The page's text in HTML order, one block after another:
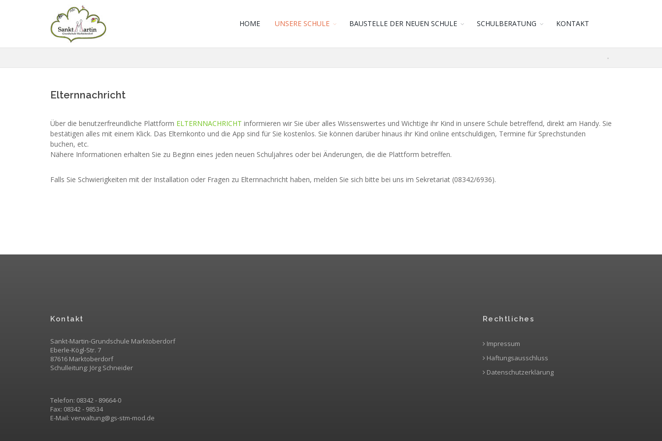
HOME UNSERE SCHULE BAUSTELLE DER NEUEN SCHULE SCHULBERATUNG KONTAKT
Elternnachricht
Über die benutzerfreundliche Plattform ELTERNNACHRICHT informieren wir Sie über alles Wissenswertes und Wichtige ihr Kind in unsere Schule betreffend, direkt am Handy. Sie
bestätigen alles mit einem Klick. Das Elternkonto und die App sind für Sie kostenlos. Sie können darüber hinaus ihr Kind online entschuldigen, Termine für Sprechstunden
buchen, etc.
Nähere Informationen erhalten Sie zu Beginn eines jeden neuen Schuljahres oder bei Änderungen, die die Plattform betreffen.
Falls Sie Schwierigkeiten mit der Installation oder Fragen zu Elternnachricht haben, melden Sie sich bitte bei uns im Sekretariat (08342/6936).
Kontakt
Sankt-Martin-Grundschule Marktoberdorf
Eberle-Kögl-Str. 7
87616 Marktoberdorf
Schulleitung: Jörg Schneider
Telefon: 08342 - 89664-0
Fax: 08342 - 98534
E-Mail: verwaltung@gs-stm-mod.de
Rechtliches
Impressum
Haftungsausschluss
Datenschutzerklärung